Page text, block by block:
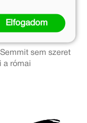
sem szeret
a római
Elfogadom